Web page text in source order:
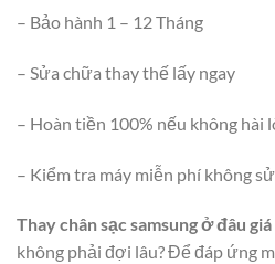
– Bảo hành 1 – 12 Tháng
– Sửa chữa thay thế lấy ngay
– Hoàn tiền 100% nếu không hài
– Kiểm tra máy miễn phí không
Thay chân sạc samsung ở đâu
không phải đợi lâu? Để đáp ứng